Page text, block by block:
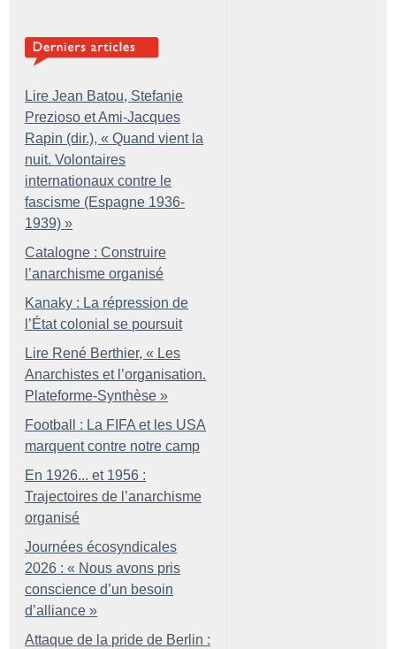
Lire Jean Batou, Stefanie
Prezioso et Ami-Jacques
Rapin (dir.), « Quand vient la
nuit. Volontaires
internationaux contre le
fascisme (Espagne 1936-
1939) »
Catalogne : Construire
l’anarchisme organisé
Kanaky : La répression de
l’État colonial se poursuit
Lire René Berthier, « Les
Anarchistes et l’organisation.
Plateforme-Synthèse »
Football : La FIFA et les USA
marquent contre notre camp
En 1926... et 1956 :
Trajectoires de l’anarchisme
organisé
Journées écosyndicales
2026 : « Nous avons pris
conscience d’un besoin
d’alliance »
Attaque de la pride de Berlin :